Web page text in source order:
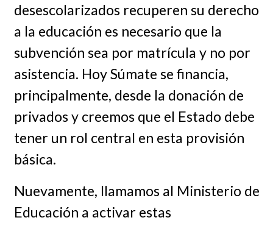
desescolarizados recuperen su derecho
a la educación es necesario que la
subvención sea por matrícula y no por
asistencia. Hoy Súmate se financia,
principalmente, desde la donación de
privados y creemos que el Estado debe
tener un rol central en esta provisión
básica.
Nuevamente, llamamos al Ministerio de
Educación a activar estas